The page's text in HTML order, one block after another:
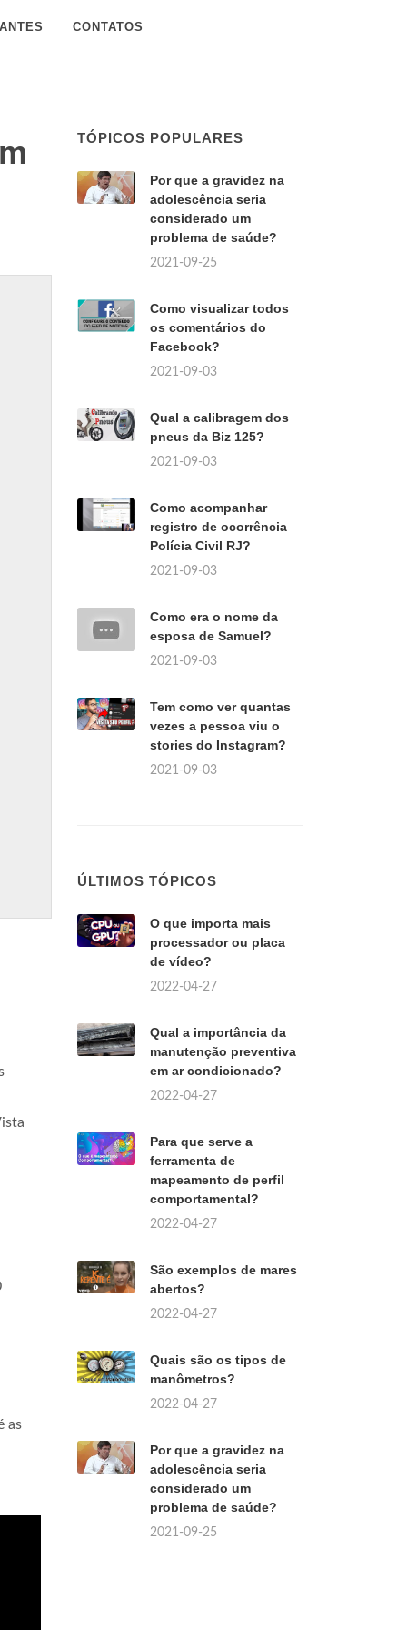
CONTATOS
as
TÓPICOS POPULARES
Por que a gravidez na
adolescência seria
considerado um
problema de saúde?
2021-09-25
Como visualizar todos
os comentários do
Facebook?
2021-09-03
Qual a calibragem dos
pneus da Biz 125?
2021-09-03
Como acompanhar
registro de ocorrência
Polícia Civil RJ?
2021-09-03
Como era o nome da
esposa de Samuel?
2021-09-03
Tem como ver quantas
vezes a pessoa viu o
stories do Instagram?
2021-09-03
ÚLTIMOS TÓPICOS
O que importa mais
processador ou placa
de vídeo?
2022-04-27
Qual a importância da
manutenção preventiva
em ar condicionado?
2022-04-27
Para que serve a
ferramenta de
mapeamento de perfil
comportamental?
2022-04-27
São exemplos de mares
abertos?
2022-04-27
Quais são os tipos de
manômetros?
2022-04-27
Por que a gravidez na
adolescência seria
considerado um
problema de saúde?
2021-09-25